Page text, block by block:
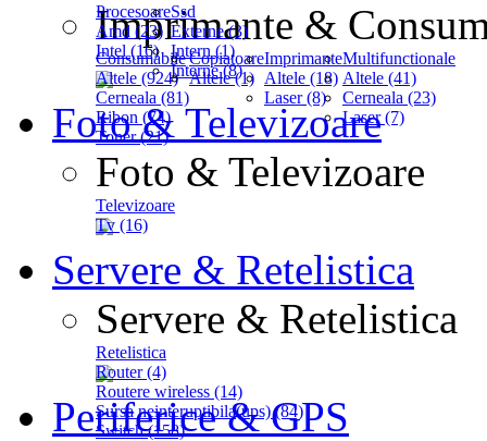
Procesoare
Amd (23)
Intel (16)
Ssd
Externe (3)
Intern (1)
Interne (8)
Imprimante &
Consumabile
Altele (924)
Cerneala (81)
Ribon (74)
Toner (21)
Copiatoare
Altele (1)
Imprimante
Altele (18)
Laser (8)
Multifunctionale
Altele (41)
Cerneala (23)
Laser (7)
Foto & Televizoare
Foto & Televizoare
Televizoare
Tv (16)
Servere & Retelistica
Servere & Retelistica
Retelistica
Router (4)
Routere wireless (14)
Sursa neinteruptibila(ups) (84)
Switch (158)
Periferice & GPS